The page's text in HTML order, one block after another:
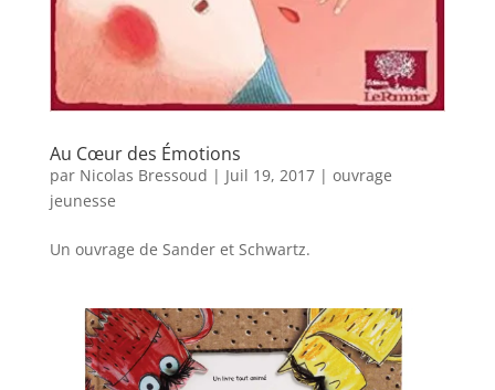
Au Cœur des Émotions
par Nicolas Bressoud | Juil 19, 2017| ouvrage
jeunesse
Un ouvrage de Sander et Schwartz.